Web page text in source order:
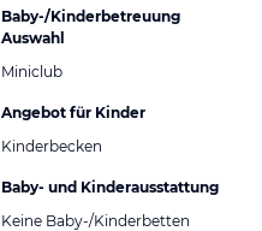
Baby-/Kinderbetreuung
Auswahl
Miniclub
Angebot für Kinder
Kinderbecken
Baby- und Kinderausstattung
Keine Baby-/Kinderbetten